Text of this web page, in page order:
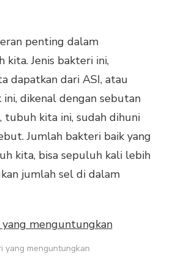
penting dalam
Jenis bakteri ini,
dapatkan dari ASI, atau
ini, dikenal dengan sebutan
tubuh kita ini, sudah dihuni
Jumlah bakteri baik yang
kita, bisa sepuluh kali lebih
jumlah sel di dalam
yang menguntungkan